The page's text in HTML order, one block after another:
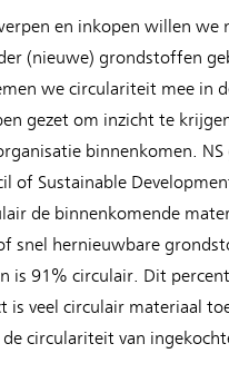
en inkopen willen we
(nieuwe) grondstoffen
we circulariteit mee in
gezet om inzicht te
binnenkomen.
Sustainable
de binnenkomende
snel hernieuwbare
is 91% circulair. Dit
veel circulair materiaal
circulariteit van